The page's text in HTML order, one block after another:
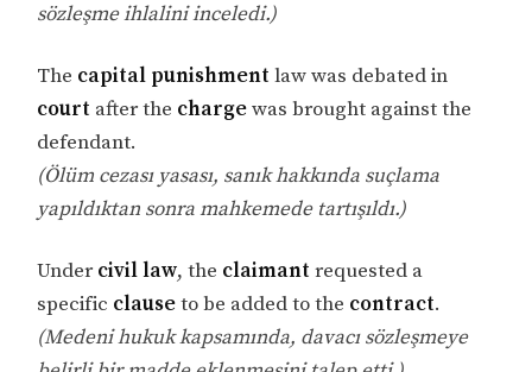
sözleşme ihlalini inceledi.)
The capital punishment law was debated in
court after the chargewas brought against the
defendant.
(Ölüm cezası yasası, sanık hakkında suçlama
yapıldıktan sonra mahkemede tartışıldı.)
Under civil law, the claimant requested a
specific clauseto be added to the contract.
(Medeni hukuk kapsamında, davacı sözleşmeye